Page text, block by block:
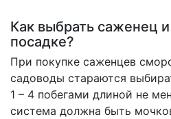
Как выбрать саженец и
посадке?
При покупке саженцев
садоводы стараются
1 – 4 побегами длиной не
система должна быть